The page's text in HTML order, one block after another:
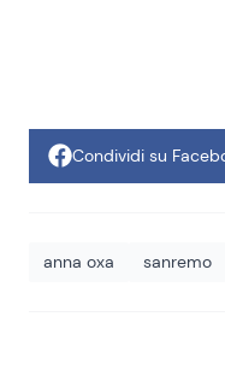
Condividi su
anna oxa sanremo